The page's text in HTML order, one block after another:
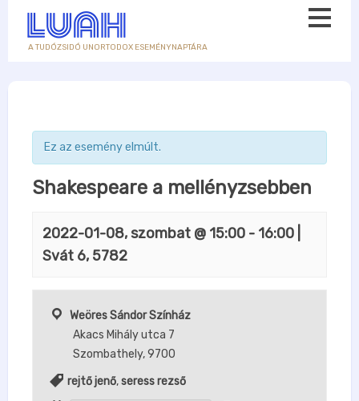
A TUDÓZSIDÓ UNORTODOX ESEMÉNYNAPTÁRA
Ez az esemény elmúlt.
Shakespeare a mellényzsebben
2022-01-08, szombat @ 15:00 - 16:00
Svát 6, 5782
Weöres Sándor Színház
Akacs Mihály utca 7
Szombathely,9700
rejtő jenő,seress rezső